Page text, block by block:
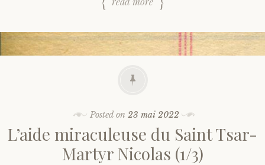
Posted on 23 mai 2022
L’aide miraculeuse du Saint Tsar-
Martyr Nicolas (1/3)